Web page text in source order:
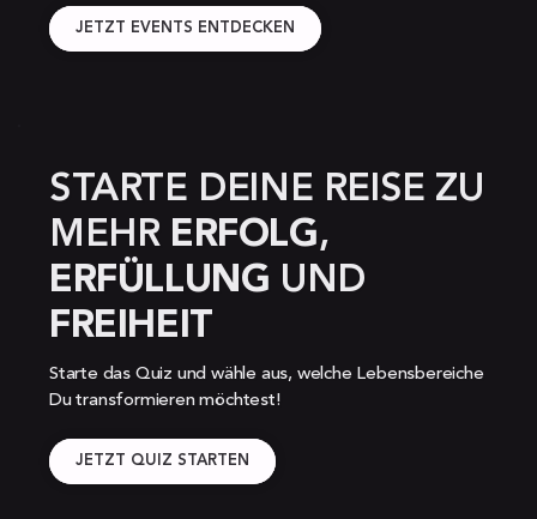
JETZT EVENTS ENTDECKEN
STARTE DEINE REISE ZU
MEHR ERFOLG
ERFÜLLUNG
FREIHEIT
Starte das Quiz und wähle aus, welche Lebensbereiche
Du transformieren möchtest!
JETZT QUIZ STARTEN